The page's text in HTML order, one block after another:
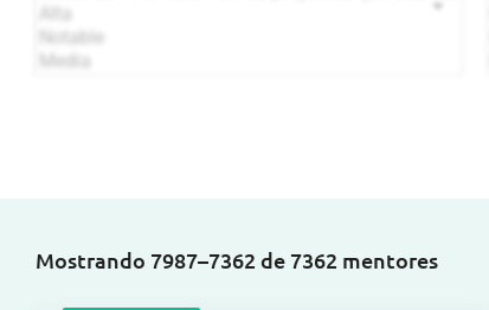
Mostrando 7987–7362 de 7362 mentores